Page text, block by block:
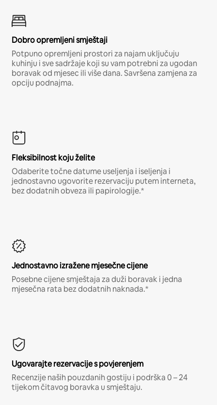
Dobro opremljeni smještaji
Potpuno opremljeni prostori za najam uključuju
kuhinju i sve sadržaje koji su vam potrebni za ugodan
boravak od mjesec ili više dana. Savršena zamjena za
opciju podnajma.
Fleksibilnost koju želite
Odaberite točne datume useljenja i iseljenja i
jednostavno ugovorite rezervaciju putem interneta,
bez dodatnih obveza ili papirologije.*
Jednostavno izražene mjesečne cijene
Posebne cijene smještaja za duži boravak i jedna
mjesečna rata bez dodatnih naknada.*
Ugovarajte rezervacije s povjerenjem
Recenzije naših pouzdanih gostiju i podrška 0 – 24
tijekom čitavog boravka u smještaju.